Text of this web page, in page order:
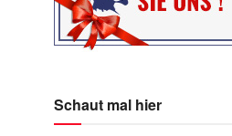
Schaut mal hier